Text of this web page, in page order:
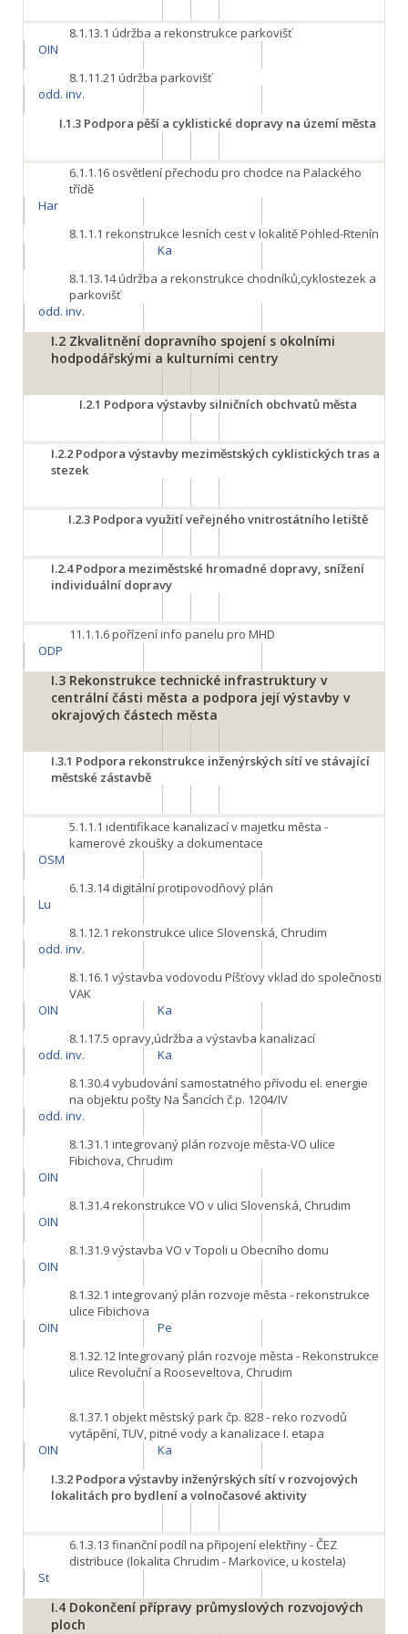
8.1.13.1 údržba a rekonstrukce parkovišť
OIN
8.1.11.21 údržba parkovišť
odd. inv.
I.1.3 Podpora pěší a cyklistické dopravy na území města
6.1.1.16 osvětlení přechodu pro chodce na Palackého
třídě
Har
8.1.1.1 rekonstrukce lesních cest v lokalitě Pohled-Rtenín
Ka
8.1.13.14údržba a rekonstrukce chodníků,cyklostezek a
parkovišť
odd. inv.
I.2 Zkvalitnění dopravního spojení s okolními
hodpodářskými a kulturními centry
I.2.1 Podpora výstavby silničních obchvatů města
I.2.2 Podpora výstavby meziměstských cyklistických tras a
stezek
I.2.3Podpora využití veřejného vnitrostátního letiště
I.2.4Podpora meziměstské hromadné dopravy, snížení
individuální dopravy
11.1.1.6pořízení info panelu pro MHD
ODP
I.3 Rekonstrukce technické infrastruktury v
centrální části města a podpora její výstavby v
okrajových částech města
I.3.1 Podpora rekonstrukce inženýrských sítí ve stávající
městské zástavbě
5.1.1.1 identifikace kanalizací v majetku města -
kamerové zkoušky a dokumentace
OSM
6.1.3.14digitální protipovodňový plán
Lu
8.1.12.1 rekonstrukce ulice Slovenská, Chrudim
odd. inv.
8.1.16.1 výstavba vodovodu Píšťovy vklad do společnosti
VAK
OIN
Ka
8.1.17.5 opravy,údržba a výstavba kanalizací
odd. inv.
Ka
8.1.30.4vybudování samostatného přívodu el. energie
na objektu pošty Na Šancích č.p. 1204/IV
odd. inv.
8.1.31.1 integrovaný plán rozvoje města-VO ulice
Fibichova, Chrudim
OIN
8.1.31.4rekonstrukce VO v ulici Slovenská, Chrudim
OIN
8.1.31.9výstavba VO v Topoli u Obecního domu
OIN
8.1.32.1 integrovaný plán rozvoje města - rekonstrukce
ulice Fibichova
OIN
Pe
8.1.32.12Integrovaný plán rozvoje města - Rekonstrukce
ulice Revoluční a Rooseveltova, Chrudim
8.1.37.1 objekt městský park čp. 828 - reko rozvodů
vytápění, TUV, pitné vody a kanalizace I. etapa
OIN
Ka
I.3.2 Podpora výstavby inženýrských sítí v rozvojových
lokalitách pro bydlení a volnočasové aktivity
6.1.3.13 finanční podíl na připojení elektřiny - ČEZ
distribuce (lokalita Chrudim - Markovice, u kostela)
St
I.4 Dokončení přípravy průmyslových rozvojových
ploch